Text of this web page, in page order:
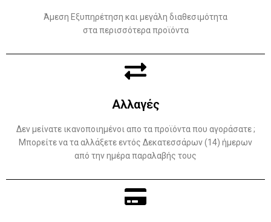
Άμεση Εξυπηρέτηση και μεγάλη διαθεσιμότητα
στα περισσότερα προϊόντα
Αλλαγές
Δεν μείνατε ικανοποιημένοι απο τα προϊόντα που αγοράσατε ;
Μπορείτε να τα αλλάξετε εντός Δεκατεσσάρων (14) ήμερων
από την ημέρα παραλαβής τους